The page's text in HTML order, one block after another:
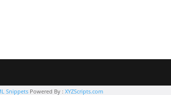
SnippetsPowered By : XYZScripts.com